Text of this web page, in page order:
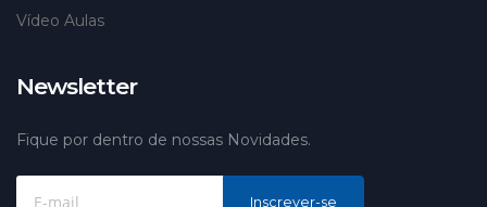
Vídeo Aulas
Newsletter
Fique por dentro de nossas Novidades.
Inscrever-se